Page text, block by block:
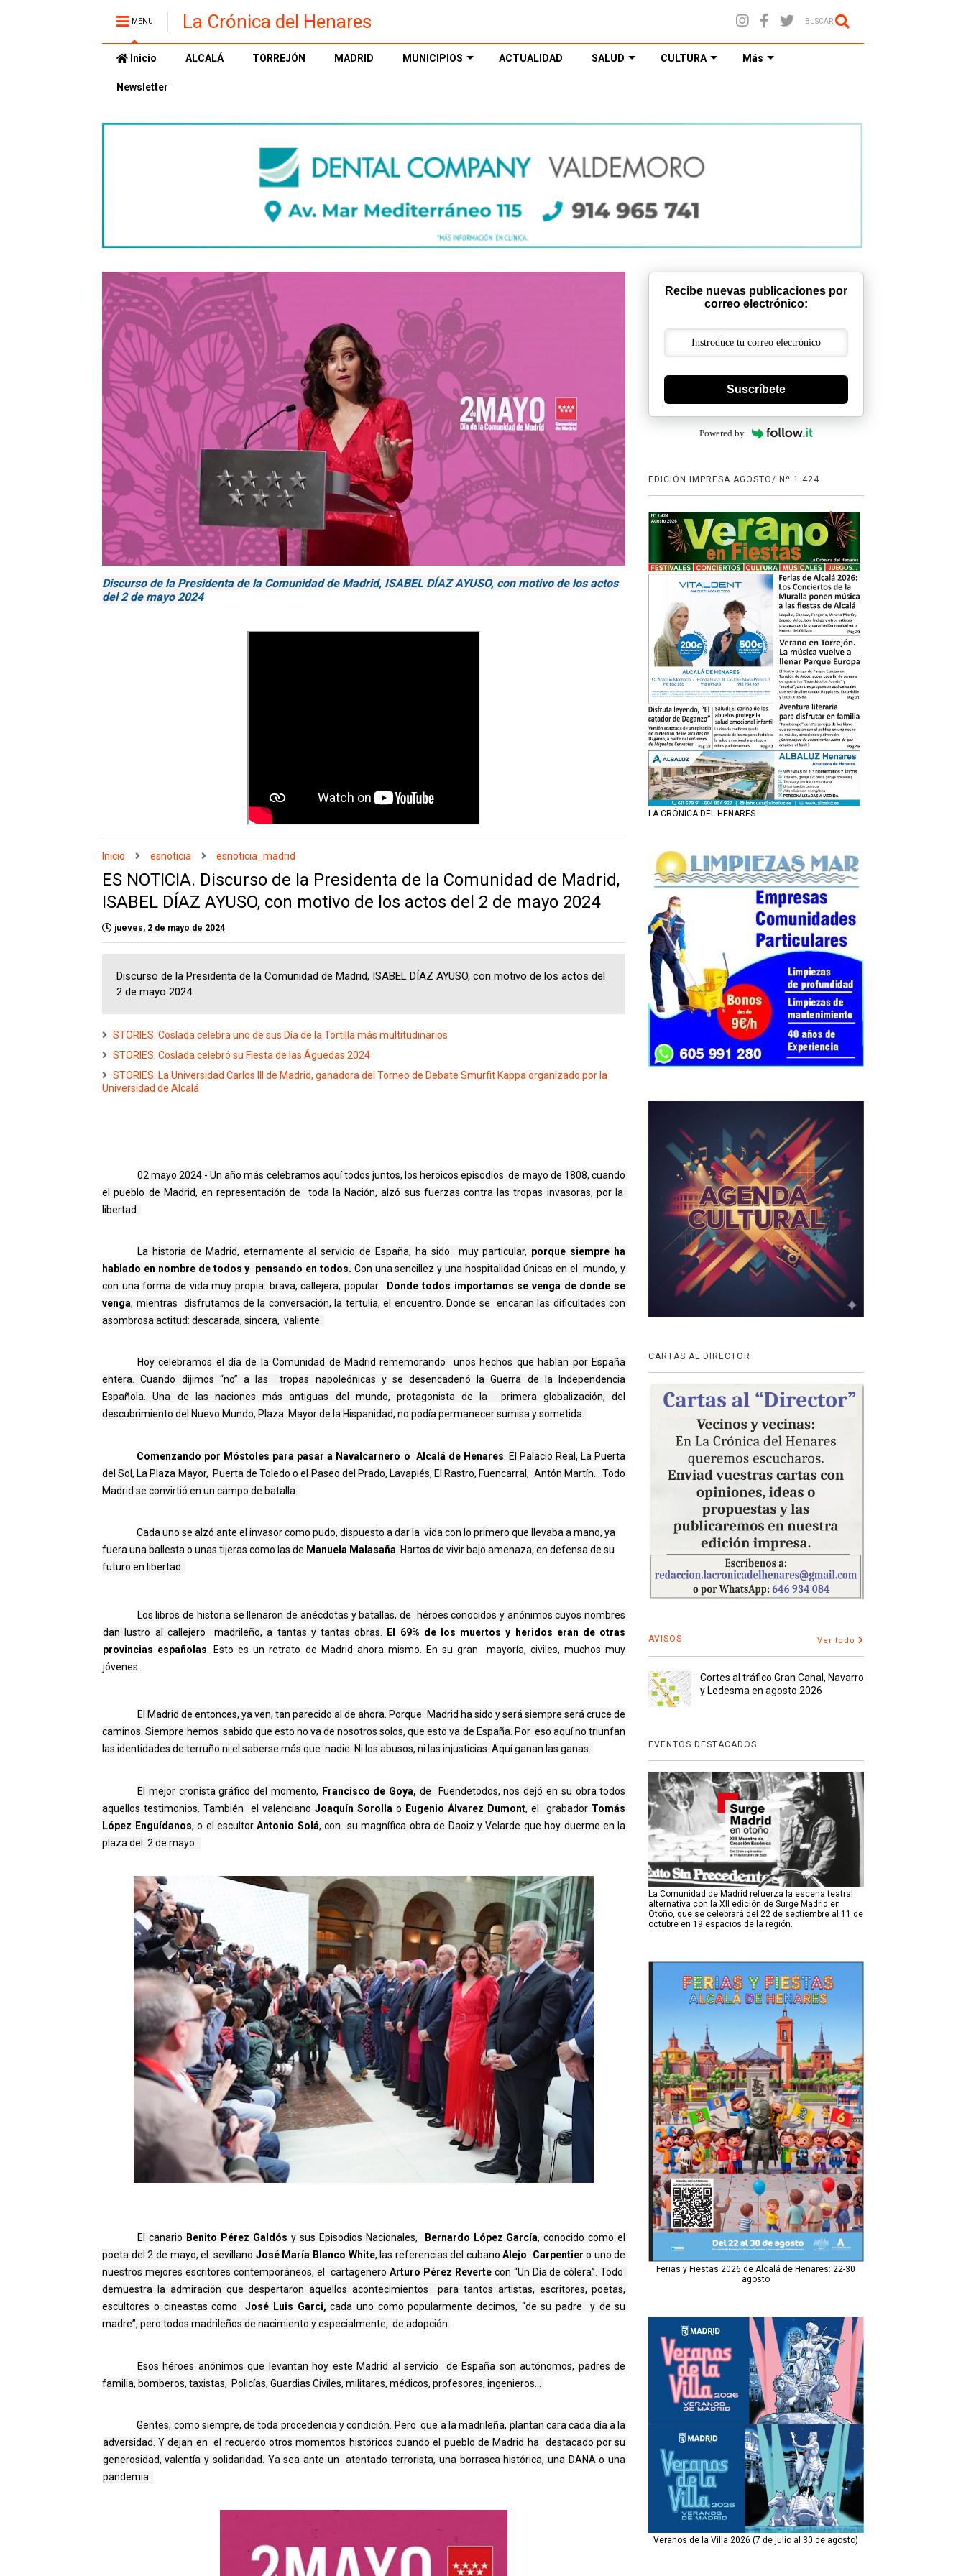
MENU La Crónica del Henares BUSCAR
Inicio ALCALÁ TORREJÓN MADRID MUNICIPIOS ACTUALIDAD SALUD CULTURA Más
Newsletter
Discurso de la Presidenta de la Comunidad de Madrid, ISABEL DÍAZ AYUSO, con motivo de los actos
del 2 de mayo 2024
Inicio esnoticia esnoticia_madrid
ES NOTICIA. Discurso de la Presidenta de la Comunidad de Madrid,
ISABEL DÍAZ AYUSO, con motivo de los actos del 2 de mayo 2024
jueves, 2 de mayo de 2024
Discurso de la Presidenta de la Comunidad de Madrid, ISABEL DÍAZ AYUSO, con motivo de los actos del
2 de mayo 2024
STORIES. Coslada celebra uno de sus Día de la Tortilla más multitudinarios
STORIES. Coslada celebró su Fiesta de las Águedas 2024
STORIES. La Universidad Carlos III de Madrid, ganadora del Torneo de Debate Smurfit Kappa organizado por la
Universidad de Alcalá
02 mayo 2024.- Un año más celebramos aquí todos juntos, los heroicos episodios  de mayo de 1808, cuando
el pueblo de Madrid, en representación de  toda la Nación, alzó sus fuerzas contra las tropas invasoras, por la
libertad.
La historia de Madrid, eternamente al servicio de España, ha sido  muy particular, porque siempre ha
hablado en nombre de todos y  pensando en todos. Con una sencillez y una hospitalidad únicas en el  mundo, y
con una forma de vida muy propia: brava, callejera, popular.
Donde todos importamos se venga de donde se
venga, mientras  disfrutamos de la conversación, la tertulia, el encuentro. Donde se  encaran las dificultades con
asombrosa actitud: descarada, sincera,  valiente.
Hoy celebramos el día de la Comunidad de Madrid rememorando  unos hechos que hablan por España
entera. Cuando dijimos “no” a las  tropas napoleónicas y se desencadenó la Guerra de la Independencia
Española. Una de las naciones más antiguas del mundo, protagonista de la primera globalización, del
descubrimiento del Nuevo Mundo, Plaza Mayor de la Hispanidad, no podía permanecer sumisa y sometida.
Comenzando por Móstoles para pasar a Navalcarnero o  Alcalá de Henares . El Palacio Real, La Puerta
del Sol, La Plaza Mayor,  Puerta de Toledo o el Paseo del Prado, Lavapiés, El Rastro, Fuencarral,  Antón Martín… Todo
Madrid se convirtió en un campo de batalla.
Cada uno se alzó ante el invasor como pudo, dispuesto a dar la  vida con lo primero que llevaba a mano, ya
fuera una ballesta o unas tijeras como las de Manuela Malasaña Hartos de vivir bajo amenaza, en defensa de su
futuro en libertad.
Los libros de historia se llenaron de anécdotas y batallas, de  héroes conocidos y anónimos cuyos nombres
dan lustro al callejero  madrileño, a tantas y tantas obras.
El 69% de los muertos y heridos eran de otras
provincias españolas . Esto es un retrato de Madrid ahora mismo. En su gran mayoría, civiles, muchos muy
jóvenes.
El Madrid de entonces, ya ven, tan parecido al de ahora. Porque Madrid ha sido y será siempre será cruce de
caminos. Siempre hemos sabido que esto no va de nosotros solos, que esto va de España. Por eso aquí no triunfan
las identidades de terruño ni el saberse más que nadie. Ni los abusos, ni las injusticias. Aquí ganan las ganas.
El mejor cronista gráfico del momento, Francisco de Goya, de  Fuendetodos, nos dejó en su obra todos
aquellos testimonios. También  el valenciano Joaquín Sorolla o Eugenio Álvarez Dumont, el  grabador Tomás
López Enguídanos, o el escultor Antonio Solá, con  su magnífica obra de Daoiz y Velarde que hoy duerme en la
plaza del  2 de mayo.
El canario Benito Pérez Galdós y sus Episodios Nacionales, Bernardo López García, conocido como el
poeta del 2 de mayo, el  sevillano José María Blanco White, las referencias del cubano Alejo  Carpentier o uno de
nuestros mejores escritores contemporáneos, el  cartagenero Arturo Pérez Reverte con “Un Día de cólera”. Todo
demuestra la admiración que despertaron aquellos acontecimientos  para tantos artistas, escritores, poetas,
escultores o cineastas como José Luis Garci, cada uno como popularmente decimos, “de su padre  y de su
madre”, pero todos madrileños de nacimiento y especialmente,  de adopción.
Esos héroes anónimos que levantan hoy este Madrid al servicio de España son autónomos, padres de
familia, bomberos, taxistas, Policías, Guardias Civiles, militares, médicos, profesores, ingenieros…
Gentes, como siempre, de toda procedencia y condición. Pero  que a la madrileña, plantan cara cada día a la
adversidad. Y dejan en  el recuerdo otros momentos históricos cuando el pueblo de Madrid ha  destacado por su
generosidad, valentía y solidaridad. Ya sea ante un  atentado terrorista, una borrasca histórica, una DANA o una
pandemia.
Recibe nuevas publicaciones por
correo electrónico:
Suscríbete
Powered by
EDICIÓN IMPRESA AGOSTO/ Nº 1.424
LA CRÓNICA DEL HENARES
CARTAS AL DIRECTOR
AVISOS Ver todo
Cortes al tráfico Gran Canal, Navarro
y Ledesma en agosto 2026
EVENTOS DESTACADOS
La Comunidad de Madrid refuerza la escena teatral
alternativa con la XII edición de Surge Madrid en
Otoño, que se celebrará del 22 de septiembre al 11 de
octubre en 19 espacios de la región.
Ferias y Fiestas 2026 de Alcalá de Henares: 22-30
agosto
Veranos de la Villa 2026 (7 de julio al 30 de agosto)